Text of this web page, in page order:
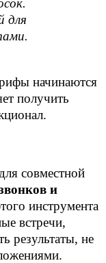
для
начинаются
получить
для совместной
и
инструмента
встречи,
результаты, не